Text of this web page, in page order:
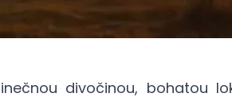
divočinou, bohatou